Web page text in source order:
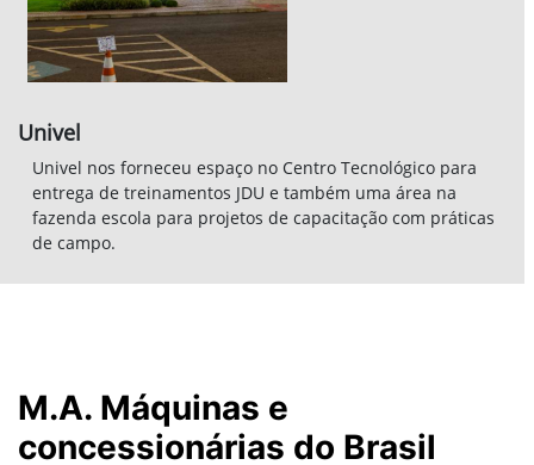
M.A. Máquinas e
concessionárias do Brasil
E para encerrar, no FY24 formamos muitos colaboradores
internos e também colaboramos com a capacitação de
colaboradores de concessionárias de todo Brasil, foram elas,